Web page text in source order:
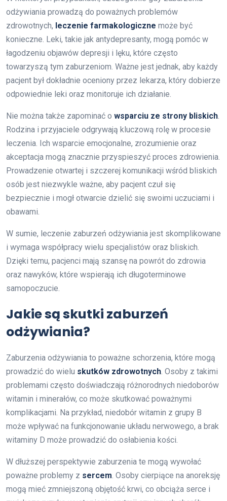
odżywiania prowadzą do poważnych problemów
zdrowotnych, leczenie farmakologiczne może być
konieczne. Leki, takie jak antydepresanty, mogą pomóc w
łagodzeniu objawów depresji i lęku, które często
towarzyszą tym zaburzeniom. Ważne jest jednak, aby każdy
pacjent był dokładnie oceniony przez lekarza, który dobierze
odpowiednie leki oraz monitoruje ich działanie.
Nie można także zapominać o wsparciu ze strony bliskich.
Rodzina i przyjaciele odgrywają kluczową rolę w procesie
leczenia. Ich wsparcie emocjonalne, zrozumienie oraz
akceptacja mogą znacznie przyspieszyć proces zdrowienia.
Prowadzenie otwartej i szczerej komunikacji wśród bliskich
osób jest niezwykle ważne, aby pacjent czuł się
bezpiecznie i mogł otwarcie dzielić się swoimi uczuciami i
obawami.
W sumie, leczenie zaburzeń odżywiania jest skomplikowane
i wymaga współpracy wielu specjalistów oraz bliskich.
Dzięki temu, pacjenci mają szansę na powrót do zdrowia
oraz nawyków, które wspierają ich długoterminowe
samopoczucie.
Jakie są skutki zaburzeń
odżywiania?
Zaburzenia odżywiania to poważne schorzenia, które mogą
prowadzić do wielu skutków zdrowotnych. Osoby z takimi
problemami często doświadczają różnorodnych niedoborów
witamin i minerałów, co może skutkować poważnymi
komplikacjami. Na przykład, niedobór witamin z grupy B
może wpływać na funkcjonowanie układu nerwowego, a brak
witaminy D może prowadzić do osłabienia kości.
W dłuższej perspektywie zaburzenia te mogą wywołać
poważne problemy z sercem. Osoby cierpiące na anoreksję
mogą mieć zmniejszoną objętość krwi, co obciąża serce i